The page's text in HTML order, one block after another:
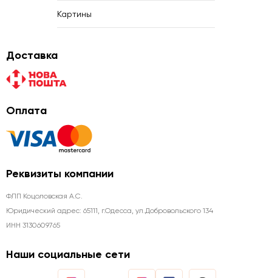
Картины
Доставка
Оплата
Реквизиты компании
ФЛП Коцоловская А.С.
Юридический адрес: 65111, г.Одесса, ул.Добровольского 134
ИНН 3130609765
Наши социальные сети